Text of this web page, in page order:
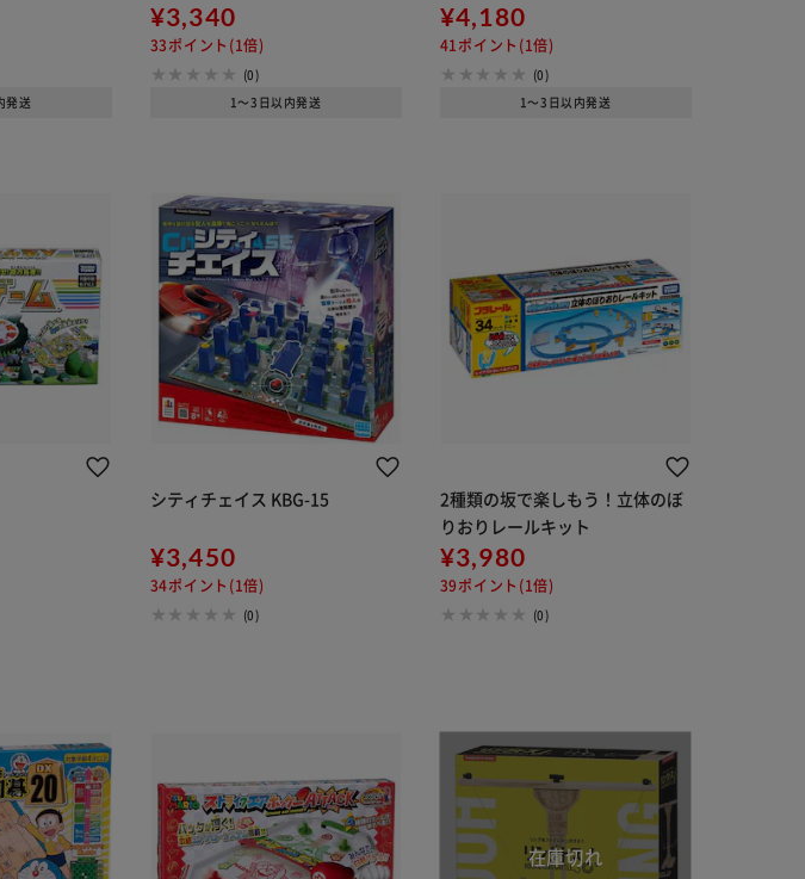
発送
¥3,340
33ポイント(1倍)
(0)
1～3日以内発送
¥4,180
41ポイント(1倍)
(0)
1～3日以内発送
シティチェイス KBG-15
¥3,450
34ポイント(1倍)
(0)
2種類の坂で楽しもう！立体のぼ
りおりレールキット
¥3,980
39ポイント(1倍)
(0)